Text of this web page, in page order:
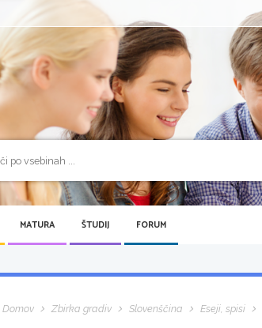
MATURA ŠTUDIJ FORUM
Domov Zbirka gradiv Slovenščina Eseji, spisi